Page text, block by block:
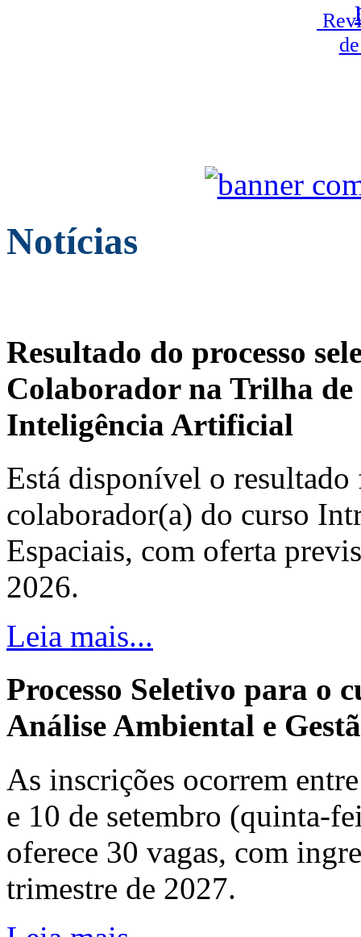
Notícias
Resultado do processo
Colaborador na Trilha de
Inteligência Artificial
Está disponível o resultado
colaborador(a) do curso
Espaciais, com oferta
2026.
Leia mais...
Processo Seletivo para o
Análise Ambiental e
As inscrições ocorrem
e 10 de setembro (quinta-
oferece 30 vagas, com
trimestre de 2027.